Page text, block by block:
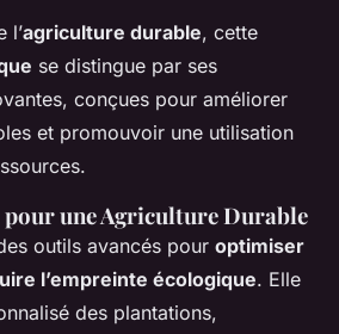
l’agriculture durable, cette
se distingue par ses
conçues pour améliorer
et promouvoir une utilisation
une Agriculture Durable
outils avancés pour optimiser
l’empreinte écologique. Elle
des plantations,